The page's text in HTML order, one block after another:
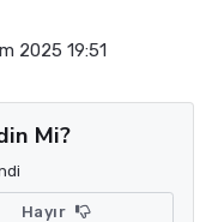
2025 19:51
Mi?
Hayır